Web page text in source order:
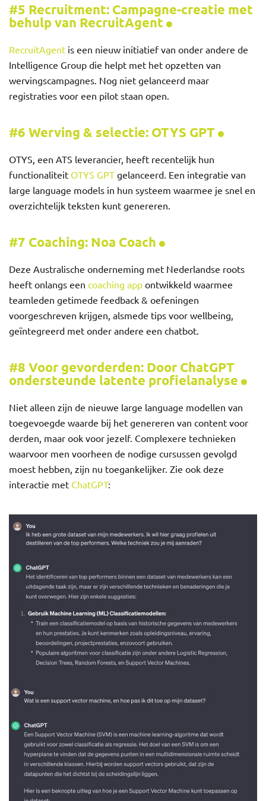
#5 Recruitment: Campagne-creatie met
behulp van RecruitAgent
RecruitAgent is een nieuw initiatief van onder andere de
Intelligence Group die helpt met het opzetten van
wervingscampagnes. Nog niet gelanceerd maar
registraties voor een pilot staan open.
#6 Werving & selectie: OTYS GPT
OTYS, een ATS leverancier, heeft recentelijk hun
functionaliteit OTYS GPT gelanceerd. Een integratie van
large language models in hun systeem waarmee je snel en
overzichtelijk teksten kunt genereren.
#7 Coaching: Noa Coach
Deze Australische onderneming met Nederlandse roots
heeft onlangs een coaching app ontwikkeld waarmee
teamleden getimede feedback & oefeningen
voorgeschreven krijgen, alsmede tips voor wellbeing,
geïntegreerd met onder andere een chatbot.
#8 Voor gevorderden: Door ChatGPT
ondersteunde latente profielanalyse
Niet alleen zijn de nieuwe large language modellen van
toegevoegde waarde bij het genereren van content voor
derden, maar ook voor jezelf. Complexere technieken
waarvoor men voorheen de nodige cursussen gevolgd
moest hebben, zijn nu toegankelijker. Zie ook deze
interactie met ChatGPT: